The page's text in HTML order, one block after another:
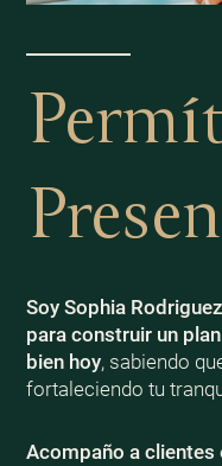
Soy Sophia
para construir un
bien hoy, sabiendo
fortaleciendo tu
Acompaño a